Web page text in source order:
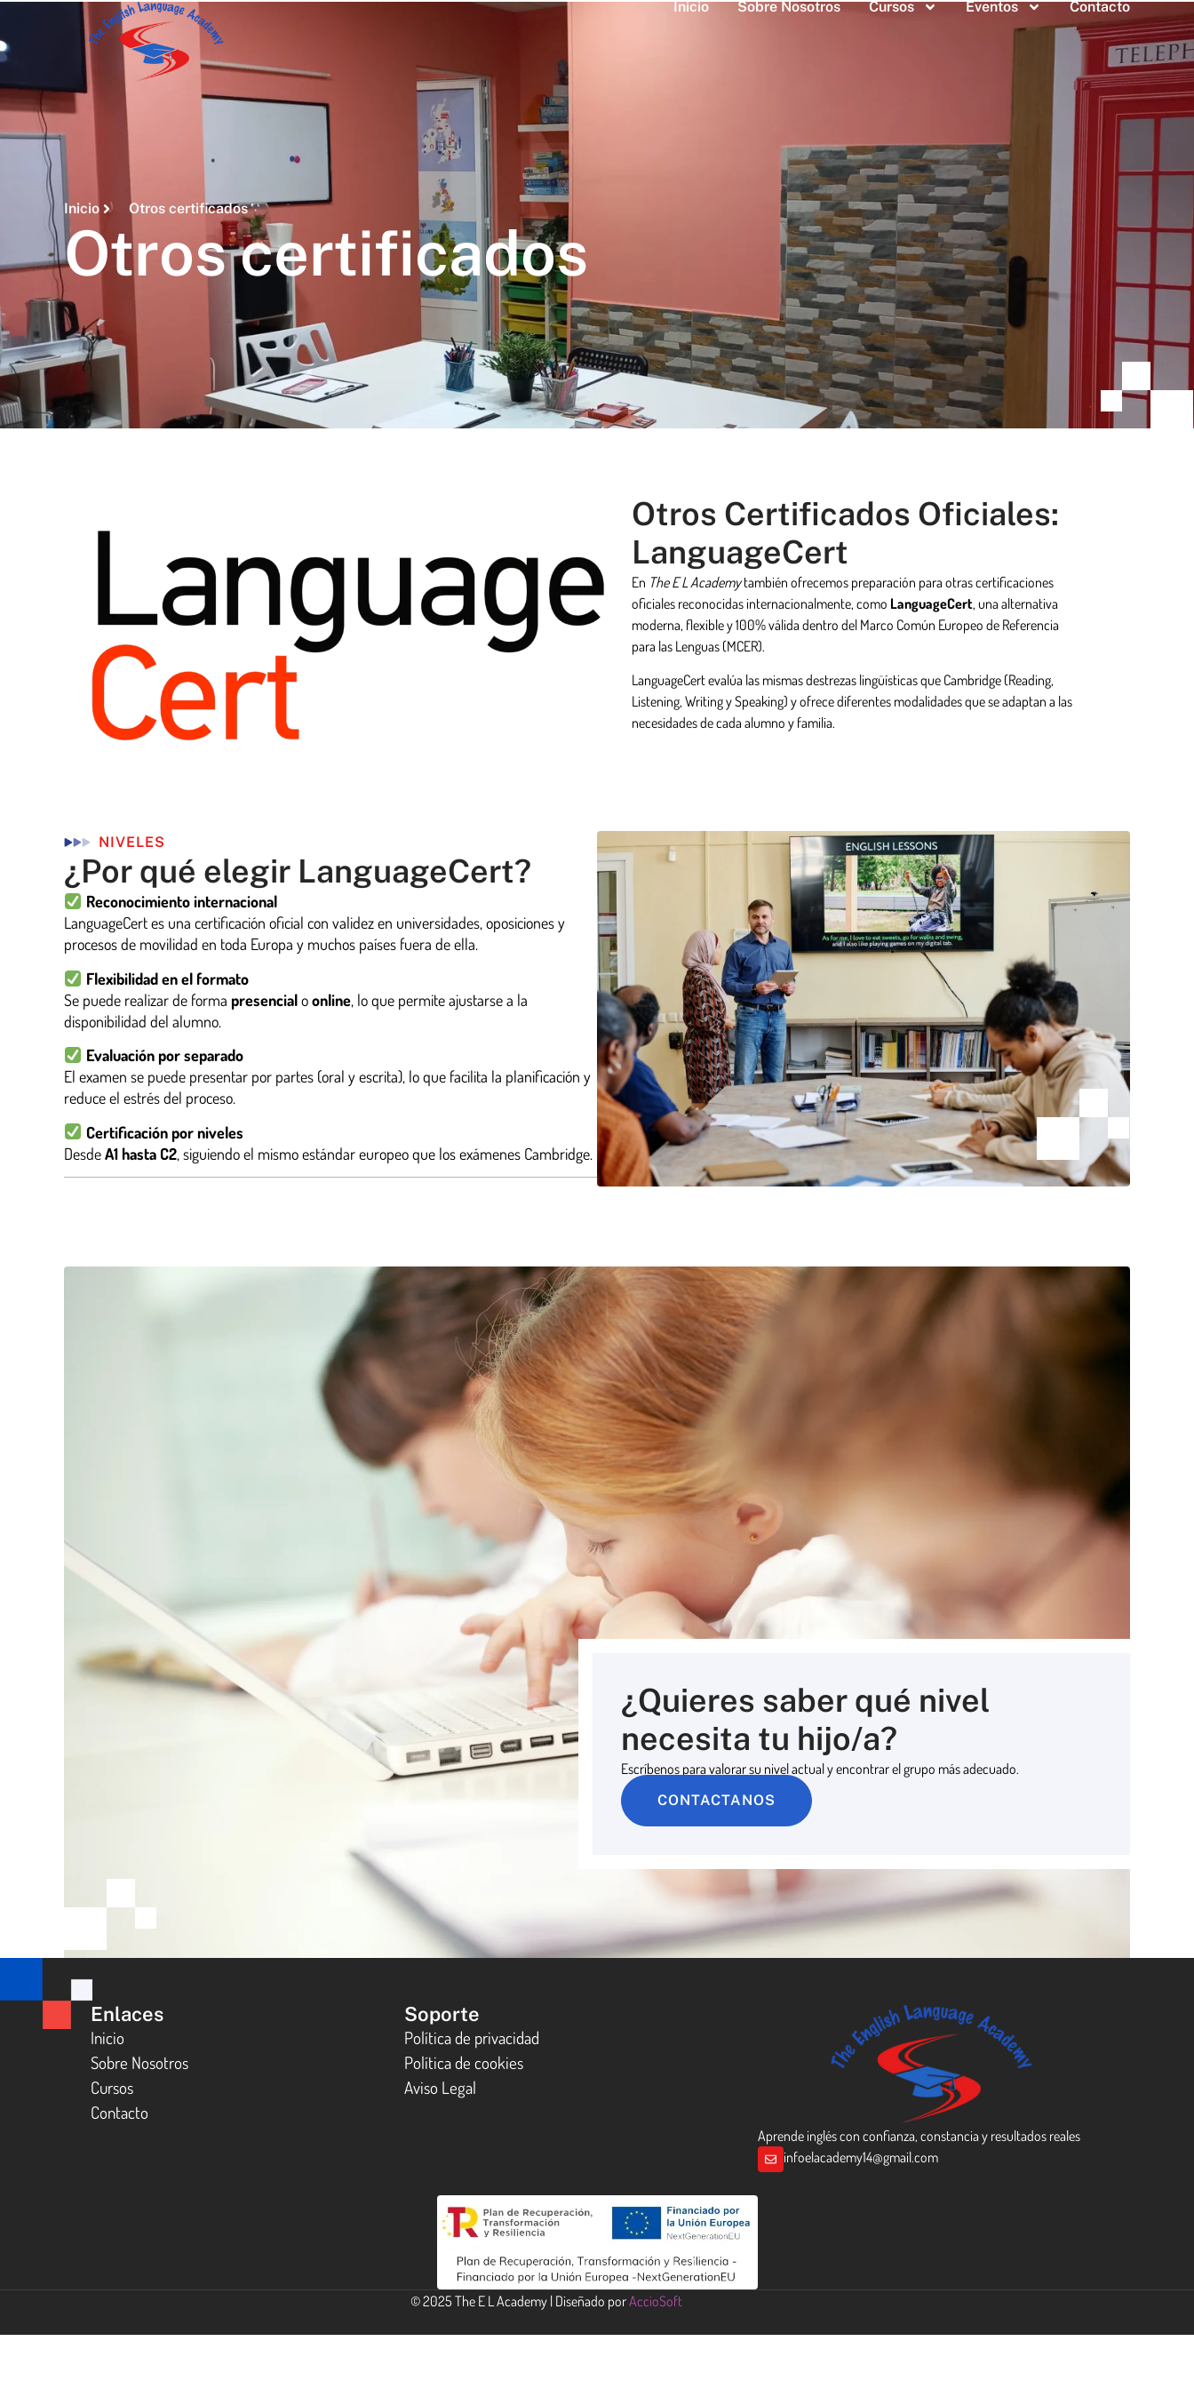
Inicio Sobre Nosotros Cursos Eventos Contacto
Inicio Otros certificados
Otros certificados
Otros Certificados Oficiales:
LanguageCert
En The E L Academytambién ofrecemos preparación para otras certificaciones
oficiales reconocidas internacionalmente, como LanguageCert, una alternativa
moderna, flexible y 100% válida dentro del Marco Común Europeo de Referencia
para las Lenguas (MCER).
LanguageCert evalúa las mismas destrezas lingüísticas que Cambridge (Reading,
Listening, Writing y Speaking) y ofrece diferentes modalidades que se adaptan a las
necesidades de cada alumno y familia.
NIVELES
¿Por qué elegir LanguageCert?
Reconocimiento internacional
LanguageCert es una certificación oficial con validez en universidades, oposiciones y
procesos de movilidad en toda Europa y muchos países fuera de ella.
Flexibilidad en el formato
Se puede realizar de forma presencialoonline, lo que permite ajustarse a la
disponibilidad del alumno.
Evaluación por separado
El examen se puede presentar por partes (oral y escrita), lo que facilita la planificación y
reduce el estrés del proceso.
Certificación por niveles
DesdeA1 hasta C2, siguiendo el mismo estándar europeo que los exámenes Cambridge.
¿Quieres saber qué nivel
necesita tu hijo/a?
Escríbenos para valorar su nivel actual y encontrar el grupo más adecuado.
CONTACTANOS
Enlaces
Inicio
Sobre Nosotros
Cursos
Contacto
Soporte
Política de privacidad
Política de cookies
Aviso Legal
Aprende inglés con confianza, constancia y resultados reales
infoelacademy14@gmail.com
© 2025 The E L Academy | Diseñado porAccioSoft